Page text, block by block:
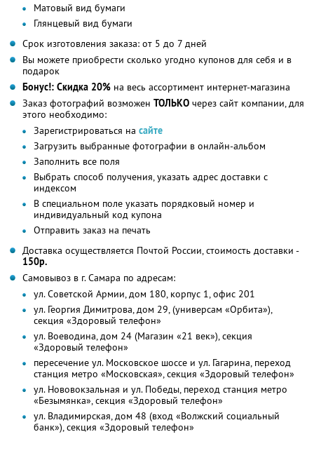
Матовый вид бумаги
Глянцевый вид бумаги
Срок изготовления заказа: от 5 до 7 дней
Вы можете приобрести сколько угодно купонов для себя и в
подарок
Бонус!: Скидка 20% на весь ассортимент интернет-магазина
Заказ фотографий возможен ТОЛЬКО через сайт компании, для
этого необходимо:
Зарегистрироваться на сайте
Загрузить выбранные фотографии в онлайн-альбом
Заполнить все поля
Выбрать способ получения, указать адрес доставки с
индексом
В специальном поле указать порядковый номер и
индивидуальный код купона
Отправить заказ на печать
Доставка осуществляется Почтой России, стоимость доставки -
150р.
Самовывоз в г. Самара по адресам:
ул. Советской Армии, дом 180, корпус 1, офис 201
ул. Георгия Димитрова, дом 29, (универсам «Орбита»),
секция «Здоровый телефон»
ул. Воеводина, дом 24 (Магазин «21 век»), секция
«Здоровый телефон»
пересечение ул. Московское шоссе и ул. Гагарина, переход
станция метро «Московская», секция «Здоровый телефон»
ул. Нововокзальная и ул. Победы, переход станция метро
«Безымянка», секция «Здоровый телефон»
ул. Владимирская, дом 48 (вход «Волжский социальный
банк»), секция «Здоровый телефон»